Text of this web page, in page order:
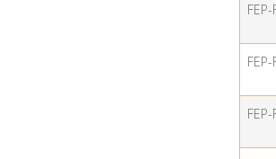
FEP-
FEP-
FEP-